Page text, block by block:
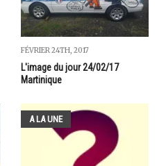
FÉVRIER 24TH, 2017
L'image du jour 24/02/17
Martinique
A LA UNE